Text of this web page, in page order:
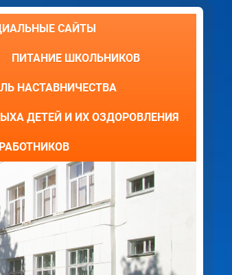
САЙТЫ
ПИТАНИЕ ШКОЛЬНИКОВ
НАСТАВНИЧЕСТВА
ДЕТЕЙ И ИХ ОЗДОРОВЛЕНИЯ